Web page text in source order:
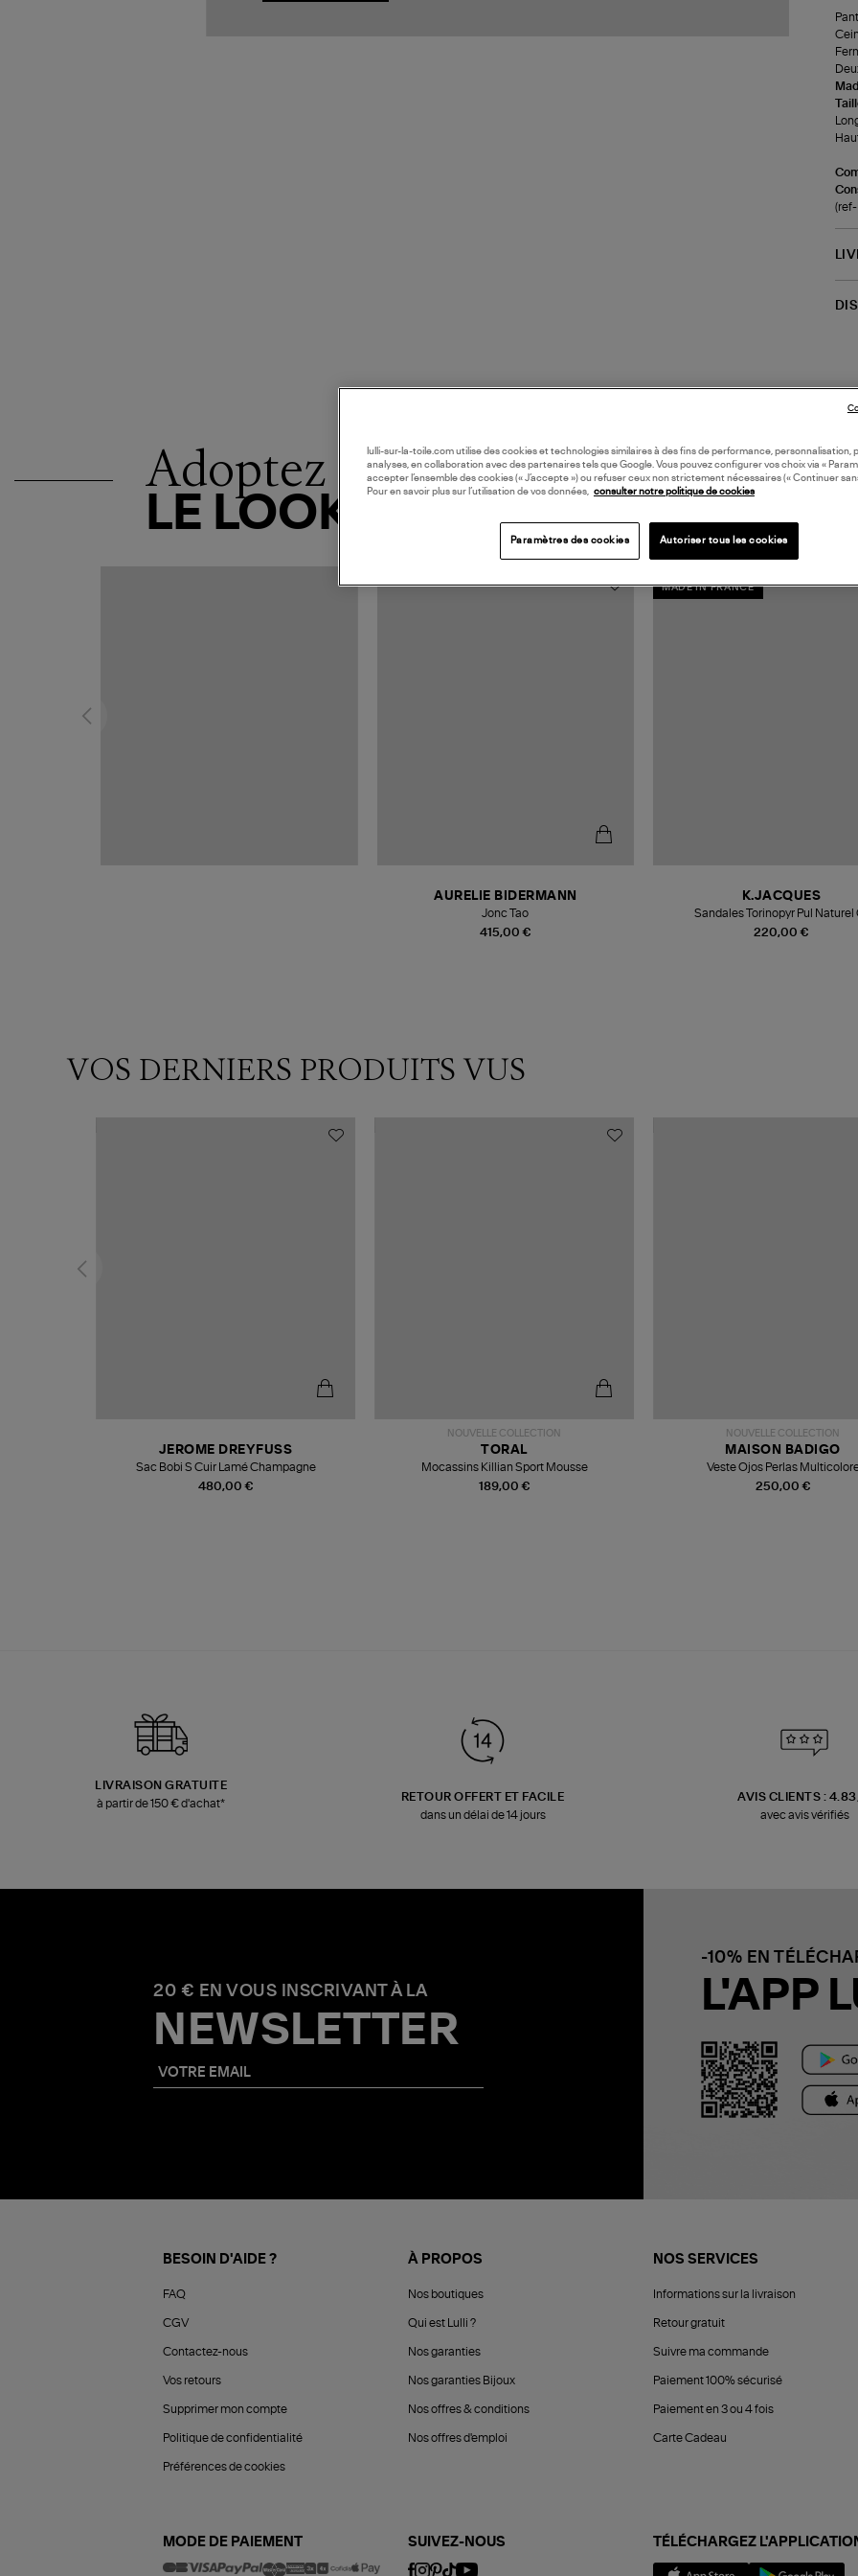
(ref-
Adoptez
LE LOOK
415,00 €
AURELIE BIDERMANN
Jonc Tao
MADE IN FRANCE
220,00 €
K.JACQUES
Sandales Torinopyr Pul Naturel
VOS DERNIERS PRODUITS VUS
480,00 €
JEROME DREYFUSS
Sac Bobi S Cuir Lamé Champagne
NOUVELLE COLLECTION
189,00 €
TORAL
Mocassins Killian Sport Mousse
NOUVELLE COLLECTION
250,00 €
MAISON BADIGO
Veste Ojos Perlas
LIVRAISON GRATUITE
à partir de 150 € d'achat*
RETOUR OFFERT ET FACILE
dans un délai de 14 jours
AVIS CLIENTS :
avec avis vérifiés
20 € EN VOUS INSCRIVANT À LA
NEWSLETTER
-10% EN
L'APP
BESOIN D'AIDE ?
FAQ
CGV
Contactez-nous
Vos retours
Supprimer mon compte
Politique de confidentialité
Préférences de cookies
À PROPOS
Nos boutiques
Qui est Lulli ?
Nos garanties
Nos garanties Bijoux
Nos offres & conditions
Nos offres d'emploi
NOS SERVICES
Informations sur la livraison
Retour gratuit
Suivre ma commande
Paiement 100% sécurisé
Paiement en 3 ou 4 fois
Carte Cadeau
MODE DE PAIEMENT SUIVEZ-NOUS TÉLÉCHARGEZ
lulli-sur-la-toile.com utilise des cookies et technologies similaires à des fins de performance, personnalisation,
analyses, en collaboration avec des partenaires tels que Google. Vous pouvez configurer vos choix via «
accepter l’ensemble des cookies (« J’accepte ») ou refuser ceux non strictement nécessaires (« Continuer
Pour en savoir plus sur l’utilisation de vos données,
consulter notre politique de cookies
Paramètres des cookies Autoriser tous les cookies